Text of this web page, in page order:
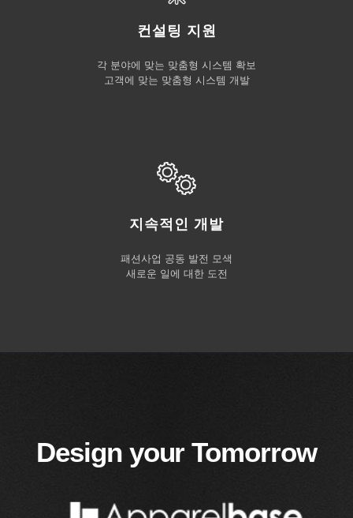
컨설팅 지원
각 분야에 맞는 맞춤형 시스템 확보
고객에 맞는 맞춤형 시스템 개발
지속적인 개발
패션사업 공동 발전 모색
새로운 일에 대한 도전
Design your Tomorrow